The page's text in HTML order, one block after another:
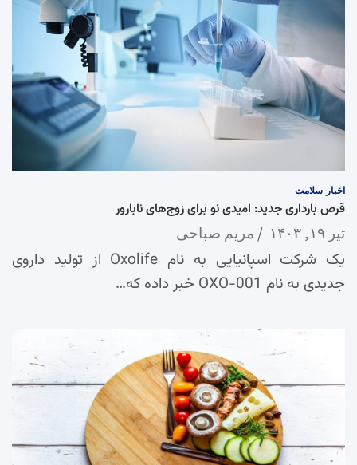
اخبار سلامت
قرص بارداری جدید: امیدی نو برای زوج‌های نابارور
تیر ۱۹, ۱۴۰۳ مریم صباحی
یک شرکت اسپانیایی به نام Oxolife از تولید داروی
جدیدی به نام OXO-001 خبر داده که…